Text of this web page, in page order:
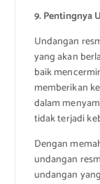
9. Pentingnya
Undangan
yang akan
baik
memberikan
dalam
tidak terjadi
Dengan
undangan
undangan